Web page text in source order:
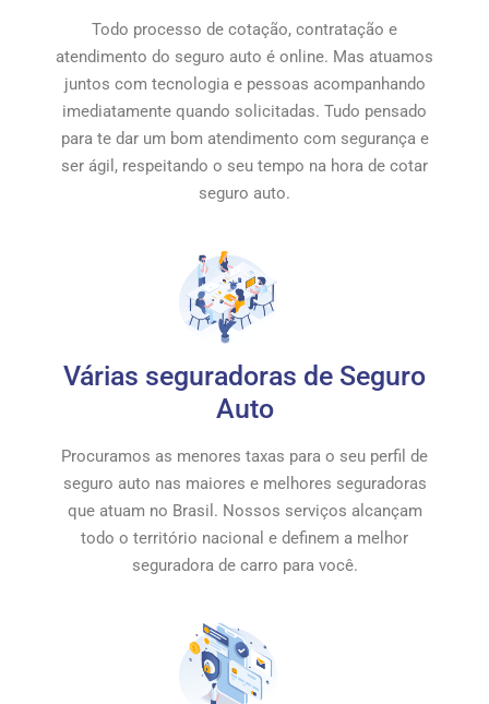
Todo processo de cotação, contratação e
atendimento do seguro auto é online. Mas atuamos
juntos com tecnologia e pessoas acompanhando
imediatamente quando solicitadas. Tudo pensado
para te dar um bom atendimento com segurança e
ser ágil, respeitando o seu tempo na hora de cotar
seguro auto.
Várias seguradoras de Seguro
Auto
Procuramos as menores taxas para o seu perfil de
seguro auto nas maiores e melhores seguradoras
que atuam no Brasil. Nossos serviços alcançam
todo o território nacional e definem a melhor
seguradora de carro para você.